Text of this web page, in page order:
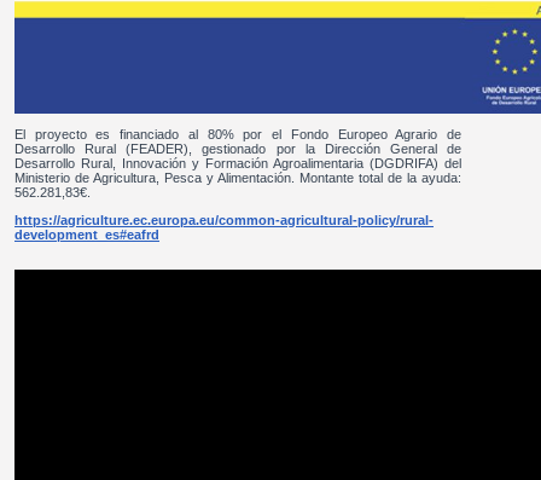
El proyecto es financiado al 80% por el Fondo Europeo Agrario de
Desarrollo Rural (FEADER), gestionado por la Dirección General de
Desarrollo Rural, Innovación y Formación Agroalimentaria (DGDRIFA) del
Ministerio de Agricultura, Pesca y Alimentación. Montante total de la ayuda:
562.281,83€.
https://agriculture.ec.europa.eu/common-agricultural-policy/rural-
development_es#eafrd